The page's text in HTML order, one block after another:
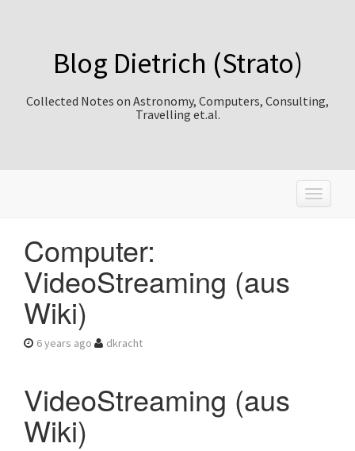
Blog Dietrich (Strato)
Collected Notes on Astronomy, Computers, Consulting,
Travelling et.al.
T
o
Computer:
VideoStreaming (aus
Wiki)
6 years ago dkracht
VideoStreaming (aus
Wiki)